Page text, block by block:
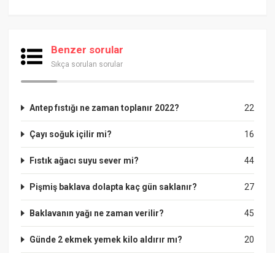
Benzer sorular
Sıkça sorulan sorular
22
Antep fıstığı ne zaman toplanır 2022?
16
Çayı soğuk içilir mi?
44
Fıstık ağacı suyu sever mi?
27
Pişmiş baklava dolapta kaç gün saklanır?
45
Baklavanın yağı ne zaman verilir?
20
Günde 2 ekmek yemek kilo aldırır mı?